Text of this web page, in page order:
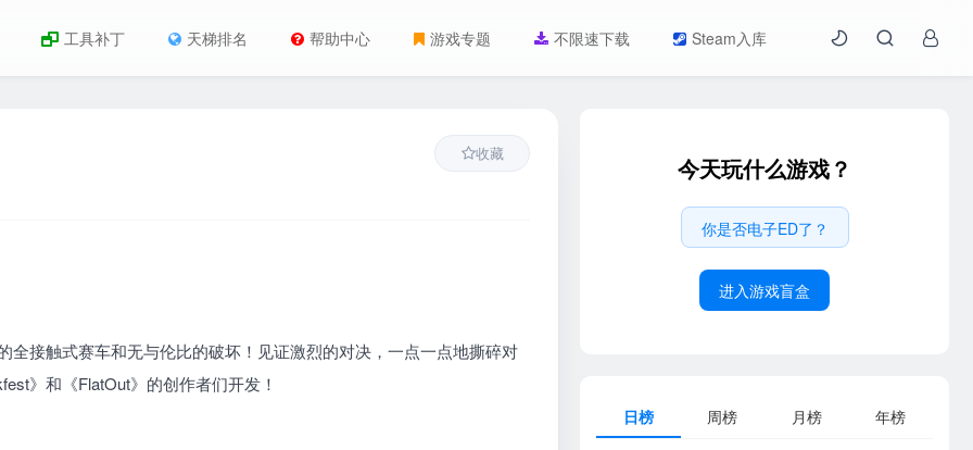
工具补丁 天梯排名 帮助中心 游戏专题 不限速下载 Steam入库
收藏
接触式赛车和无与伦比的破坏！见证激烈的对决，一点一点地撕碎对
》和《FlatOut》的创作者们开发！
今天玩什么游戏？
你是否电子ED了？
进入游戏盲盒
日榜 周榜 月榜 年榜